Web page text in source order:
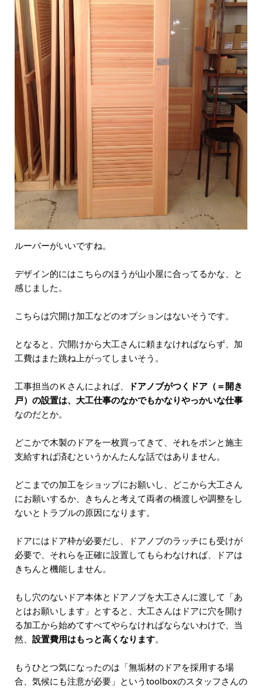
ルーバーがいいですね。
デザイン的にはこちらのほうが山小屋に合ってるかな、と
感じました。
こちらは穴開け加工などのオプションはないそうです。
となると、穴開けから大工さんに頼まなければならず、加
工費はまた跳ね上がってしまいそう。
工事担当のＫさんによれば、
ドアノブがつくドア（＝開き
戸）の設置は、大工仕事のなかでもかなりやっかいな仕事
なのだとか。
どこかで木製のドアを一枚買ってきて、それをポンと施主
支給すれば済むというかんたんな話ではありません。
どこまでの加工をショップにお願いし、どこから大工さん
にお願いするか、きちんと考えて両者の橋渡しや調整をし
ないとトラブルの原因になります。
ドアにはドア枠が必要だし、ドアノブのラッチにも受けが
必要で、それらを正確に設置してもらわなければ、ドアは
きちんと機能しません。
もし穴のないドア本体とドアノブを大工さんに渡して「あ
とはお願いします」とすると、大工さんはドアに穴を開け
る加工から始めてすべてやらなければならないわけで、当
然、 設置費用はもっと高くなります。
もうひとつ気になったのは「無垢材のドアを採用する場
合、気候にも注意が必要」というtoolboxのスタッフさんの